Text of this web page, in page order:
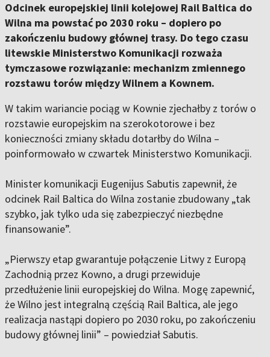
Odcinek europejskiej linii kolejowej Rail Baltica do
Wilna ma powstać po 2030 roku – dopiero po
zakończeniu budowy głównej trasy. Do tego czasu
litewskie Ministerstwo Komunikacji rozważa
tymczasowe rozwiązanie: mechanizm zmiennego
rozstawu torów między Wilnem a Kownem.
W takim wariancie pociąg w Kownie zjechałby z torów o
rozstawie europejskim na szerokotorowe i bez
konieczności zmiany składu dotarłby do Wilna –
poinformowało w czwartek Ministerstwo Komunikacji.
Minister komunikacji Eugenijus Sabutis zapewnił, że
odcinek Rail Baltica do Wilna zostanie zbudowany „tak
szybko, jak tylko uda się zabezpieczyć niezbędne
finansowanie”.
„Pierwszy etap gwarantuje połączenie Litwy z Europą
Zachodnią przez Kowno, a drugi przewiduje
przedłużenie linii europejskiej do Wilna. Mogę zapewnić,
że Wilno jest integralną częścią Rail Baltica, ale jego
realizacja nastąpi dopiero po 2030 roku, po zakończeniu
budowy głównej linii” – powiedział Sabutis.